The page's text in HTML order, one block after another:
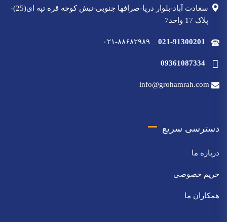
سعادت آباد-بلوار دریا-صرافها جنوبی-نبش کوچه قره تپه ای(25)-
پلاک 17 واحد7
021-91300201 ۰۲۱-۸۸۶۸۲۹۸۹
09361087334
info@grohamrah.com
دسترسی سریع
درباره ما
حریم خصوصی
همکاران ما